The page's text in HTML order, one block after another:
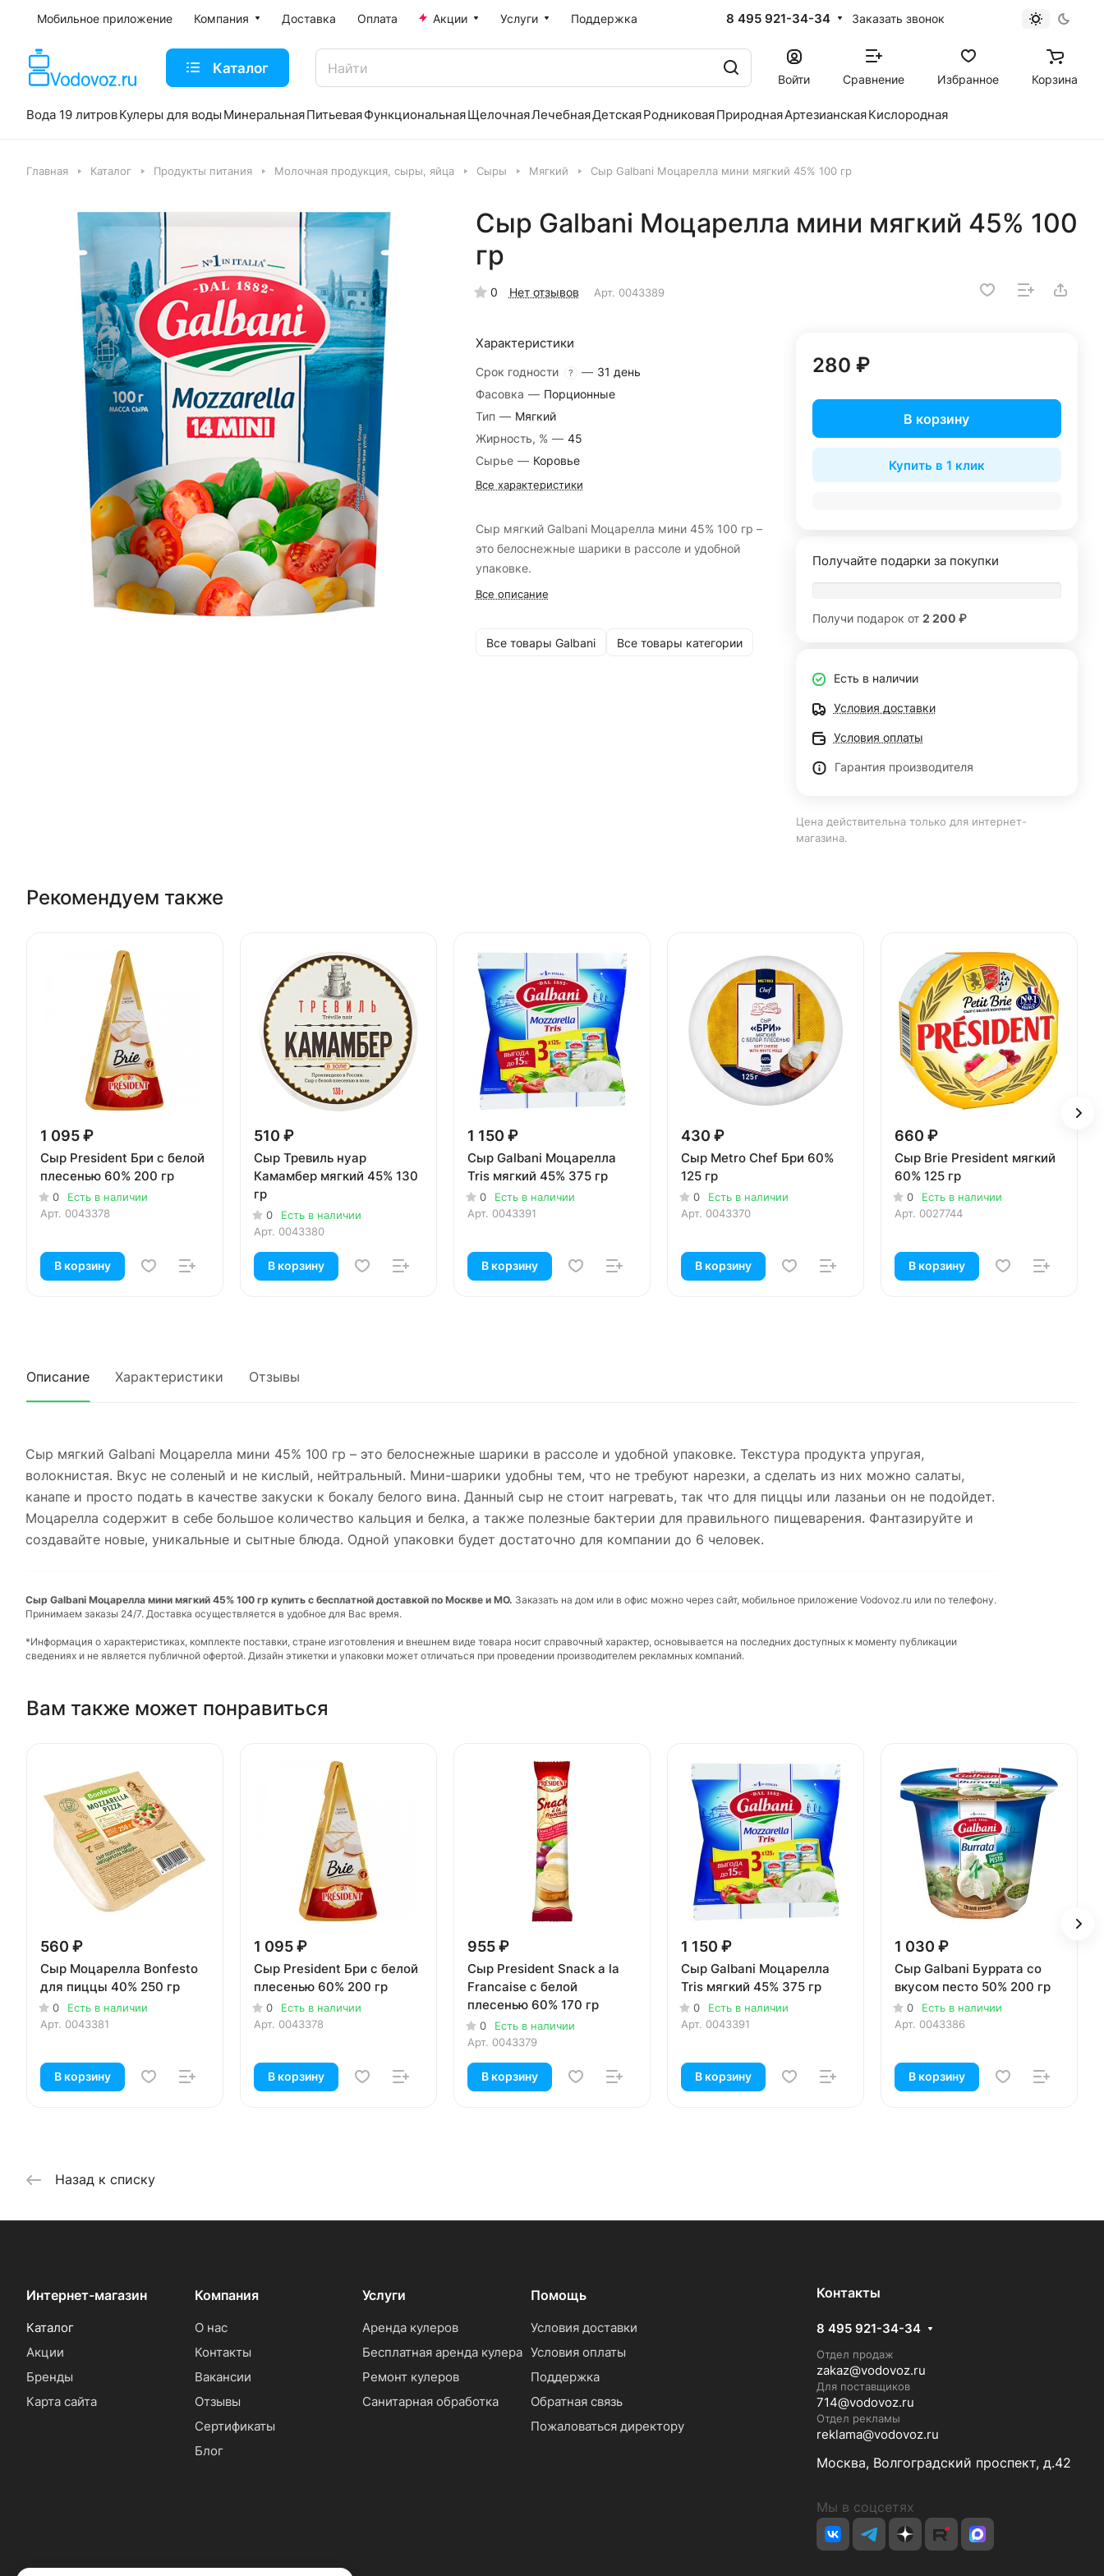
Мобильное приложение Компания Доставка Оплата Акции Услуги Поддержка 8 495 921-34-34 Заказать звонок
Каталог
Войти Сравнение Избранное Корзина
Вода 19 литровКулеры для воды МинеральнаяПитьеваяФункциональнаяЩелочнаяЛечебнаяДетскаяРодниковаяПрироднаяАртезианскаяКислородная
Главная Каталог Продукты питания Молочная продукция, сыры, яйца Сыры Мягкий Сыр Galbani Моцарелла мини мягкий 45% 100 гр
Сыр Galbani Моцарелла мини мягкий 45% 100
гр
0 Нет отзывов Арт. 0043389
Характеристики
Срок годности ? — 31 день
Фасовка — Порционные
Тип — Мягкий
Жирность, % — 45
Сырье — Коровье
Все характеристики
Сыр мягкий Galbani Моцарелла мини 45% 100 гр –
это белоснежные шарики в рассоле и удобной
упаковке.
Все описание
Все товары Galbani Все товары категории
280 ₽
В корзину
Купить в 1 клик
Получайте подарки за покупки
Получи подарок от 2 200 ₽
Есть в наличии
Условия доставки
Условия оплаты
Гарантия производителя
Цена действительна только для интернет-
магазина.
Рекомендуем также
1 095 ₽
Сыр President Бри с белой
плесенью 60% 200 гр
0
Есть в наличии
Арт. 0043378
В корзину
510 ₽
Сыр Тревиль нуар
Камамбер мягкий 45% 130
гр
0
Есть в наличии
Арт. 0043380
В корзину
1 150 ₽
Сыр Galbani Моцарелла
Tris мягкий 45% 375 гр
0
Есть в наличии
Арт. 0043391
В корзину
430 ₽
Сыр Metro Chef Бри 60%
125 гр
0
Есть в наличии
Арт. 0043370
В корзину
660 ₽
Сыр Brie President мягкий
60% 125 гр
0
Есть в наличии
Арт. 0027744
В корзину
Описание Характеристики Отзывы
Сыр мягкий Galbani Моцарелла мини 45% 100 гр – это белоснежные шарики в рассоле и удобной упаковке. Текстура продукта упругая,
волокнистая. Вкус не соленый и не кислый, нейтральный. Мини-шарики удобны тем, что не требуют нарезки, а сделать из них можно салаты,
канапе и просто подать в качестве закуски к бокалу белого вина. Данный сыр не стоит нагревать, так что для пиццы или лазаньи он не подойдет.
Моцарелла содержит в себе большое количество кальция и белка, а также полезные бактерии для правильного пищеварения. Фантазируйте и
создавайте новые, уникальные и сытные блюда. Одной упаковки будет достаточно для компании до 6 человек.
Сыр Galbani Моцарелла мини мягкий 45% 100 гр купить с бесплатной доставкой по Москве и МО. Заказать на дом или в офис можно через сайт, мобильное приложение Vodovoz.ru или по телефону.
Принимаем заказы 24/7. Доставка осуществляется в удобное для Вас время.
*Информация о характеристиках, комплекте поставки, стране изготовления и внешнем виде товара носит справочный характер, основывается на последних доступных к моменту публикации
сведениях и не является публичной офертой. Дизайн этикетки и упаковки может отличаться при проведении производителем рекламных компаний.
Вам также может понравиться
560 ₽
Сыр Моцарелла Bonfesto
для пиццы 40% 250 гр
0
Есть в наличии
Арт. 0043381
В корзину
1 095 ₽
Сыр President Бри с белой
плесенью 60% 200 гр
0
Есть в наличии
Арт. 0043378
В корзину
955 ₽
Сыр President Snack a la
Francaise с белой
плесенью 60% 170 гр
0
Есть в наличии
Арт. 0043379
В корзину
1 150 ₽
Сыр Galbani Моцарелла
Tris мягкий 45% 375 гр
0
Есть в наличии
Арт. 0043391
В корзину
1 030 ₽
Сыр Galbani Буррата со
вкусом песто 50% 200 гр
0
Есть в наличии
Арт. 0043386
В корзину
Назад к списку
Интернет-магазин
Каталог
Акции
Бренды
Карта сайта
Компания
О нас
Контакты
Вакансии
Отзывы
Сертификаты
Блог
Услуги
Аренда кулеров
Бесплатная аренда кулера
Ремонт кулеров
Санитарная обработка
Помощь
Условия доставки
Условия оплаты
Поддержка
Обратная связь
Пожаловаться директору
Контакты
8 495 921-34-34
Отдел продаж
zakaz@vodovoz.ru
Для поставщиков
714@vodovoz.ru
Отдел рекламы
reklama@vodovoz.ru
Москва, Волгоградский проспект, д.42
Мы в соцсетях